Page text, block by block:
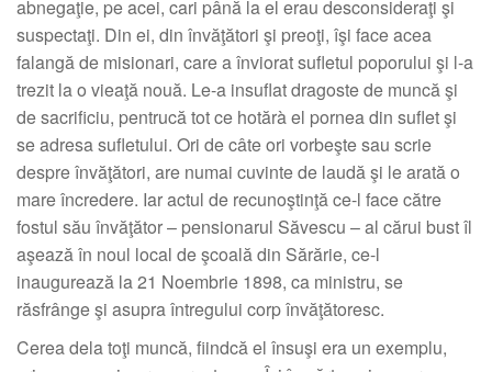
abnegaţie, pe acei, cari până la el erau desconsideraţi şi
suspectaţi. Din ei, din învăţători şi preoţi, îşi face acea
falangă de misionari, care a înviorat sufletul poporului şi l-a
trezit la o vieaţă nouă. Le-a insuflat dragoste de muncă şi
de sacrificiu, pentrucă tot ce hotărà el pornea din suflet şi
se adresa sufletului. Ori de câte ori vorbeşte sau scrie
despre învăţători, are numai cuvinte de laudă şi le arată o
mare încredere. Iar actul de recunoştinţă ce-l face către
fostul său învăţător – pensionarul Săvescu – al cărui bust îl
aşează în noul local de şcoală din Sărărie, ce-l
inaugurează la 21 Noembrie 1898, ca ministru, se
răsfrânge şi asupra întregului corp învăţătoresc.
Cerea dela toţi muncă, fiindcă el însuşi era un exemplu,